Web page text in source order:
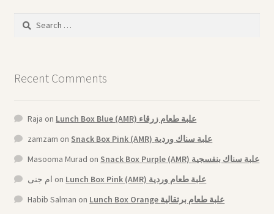
Search
Recent Comments
Raja on
Lunch Box Blue (AMR) علبة طعام زرقاء
zamzam on
Snack Box Pink (AMR) علبة سناك وردية
Masooma Murad on
Snack Box Purple (AMR) علبة سناك بنفسجية
ام جنى on
Lunch Box Pink (AMR) علبة طعام وردية
Habib Salman on Lunch Box Orange علبة طعام برتقالية